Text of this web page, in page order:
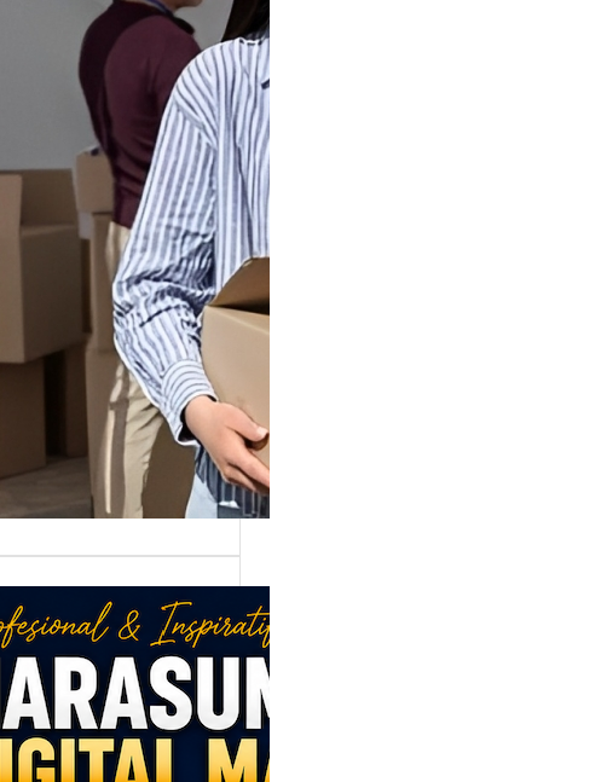
Tik Tok Buat
Jualan, Gimana
Strateginya ?
Baca Juga Cara
Berjualan Di Tiktokshop
TikTok menjadi tempat